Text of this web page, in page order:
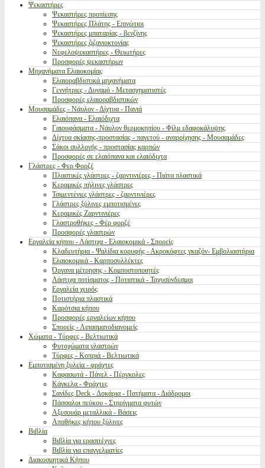
Ψεκαστήρες
Ψεκαστήρες προπίεσης
Ψεκαστήρες Πλάτης - Επινώτιοι
Ψεκαστήρες μπαταρίας - βενζίνης
Ψεκαστήρες ζιζανιοκτονίας
Νεφελοψεκαστήρες - Θειωτήρες
Προσφορές ψεκαστήρων
Μηχανήματα Ελαιοκομίας
Ελαιοραβδιστικά μηχανήματα
Γεννήτριες - Δυναμό - Μετασχηματιστές
Προσφορές ελαιοραβδιστικών
Μουσαμάδες - Νάυλον - Δίχτυα - Πανιά
Ελαιόπανα - Ελαιόδιχτα
Γαιουφάσματα - Νάυλον θερμοκηπίου - Φίλμ εδαφοκάλυψης
Δίχτυα σκίασης-προστασίας - παγετού - αναρρίχησης - Μουσαμάδες
Σάκοι συλλογής - προστασίας καρπών
Προσφορές σε ελαιόπανα και ελαιόδιχτα
Γλάστρες - Φερ Φορζέ
Πλαστικές γλάστρες - ζαρντινιέρες - Πιάτα πλαστικά
Κεραμικές πήλινες γλάστρες
Τσιμεντένιες γλάστρες - ζαρντινιέρες
Γλάστρες ξύλινες εμποτισμένες
Κεραμικές Ζαρντινιέρες
Γλαστροθήκες - Φέρ φορζέ
Προσφορές γλαστρών
Εργαλεία κήπου - Λάστιχα - Ελαιοκομικά - Σπορείς
Κλαδευτήρια - Ψαλίδια κορυφής - Ακροκόφτες γκαζόν- Εμβολιαστήρια
Ελαιοκομικά - Καρποσυλλέκτες
Όργανα μέτρησης - Κομποστοποιητές
Λάστιχα ποτίσματος - Ποτιστικά - Ταχυσύνδεσμοι
Εργαλεία χειρός
Ποτιστήρια πλαστικά
Καρότσια κήπου
Προσφορές εργαλείων κήπου
Σπορείς - Λιπασματοδιανομείς
Χώματα - Τύρφες - Βελτιωτικά
Φυτοχώματα γλαστρών
Τύρφες - Κοπριά - Βελτιωτικά
Εμποτισμένη ξυλεία - φράχτες
Καφασωτά - Πάνελ - Πέργκολες
Κάγκελα - Φράχτες
Σανίδες Deck - Δοκάρια - Πατήματα - Διάδρομοι
Πάσσαλοι πεύκου - Στηρίγματα φυτών
Αξεσουάρ μεταλλικά - Βάσεις
Αποθήκες κήπου ξύλινες
Βιβλία
Βιβλία για ερασιτέχνες
Βιβλία για επαγγελματίες
Διακοσμητικά Κήπου